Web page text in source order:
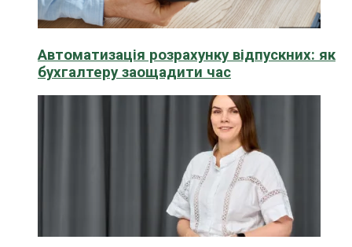
Автоматизація розрахунку відпускних: як
бухгалтеру заощадити час